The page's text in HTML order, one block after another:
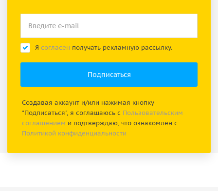
Я согласен получать рекламную рассылку.
Создавая аккаунт и/или нажимая кнопку
"Подписаться", я соглашаюсь с Пользовательским
соглашением и подтверждаю, что ознакомлен с
Политикой конфиденциальности